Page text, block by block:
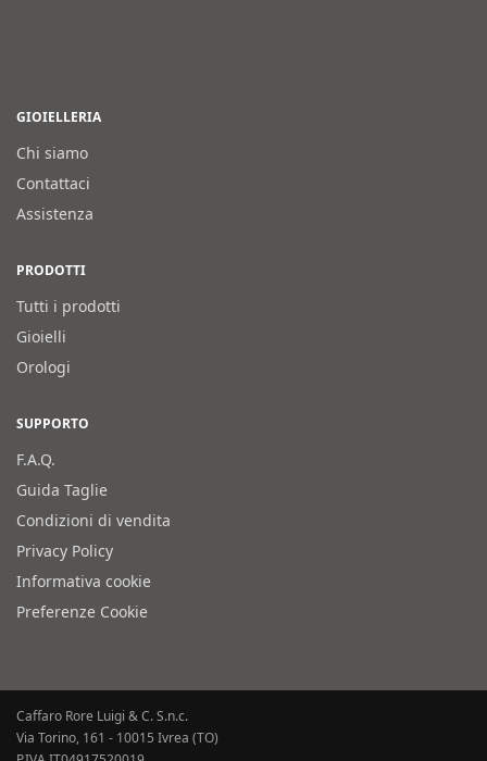
GIOIELLERIA
Chi siamo
Contattaci
Assistenza
PRODOTTI
Tutti i prodotti
Gioielli
Orologi
SUPPORTO
F.A.Q.
Guida Taglie
Condizioni di vendita
Privacy Policy
Informativa cookie
Preferenze Cookie
Caffaro Rore Luigi & C. S.n.c.
Via Torino, 161 - 10015 Ivrea (TO)